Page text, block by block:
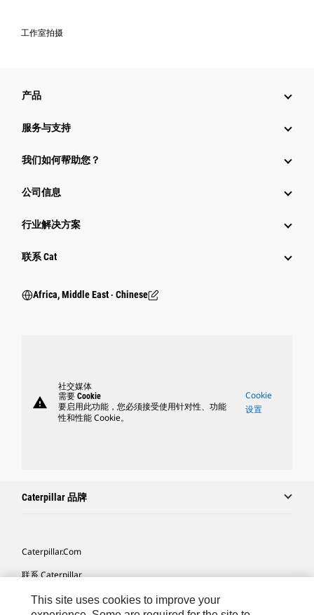
工作室拍摄
产品
服务与支持
我们如何帮助您？
公司信息
行业解决方案
行业
联系 Cat
Africa, Middle East ‧ Chinese
warning
社交媒体
需要 Cookie
要启用此功能，您必须接受使用针对性、功能
性和性能 Cookie。
Cookie
设置
Caterpillar 品牌
Caterpillar.com
联系 Caterpillar
我的营销首选项
This site uses cookies to improve your